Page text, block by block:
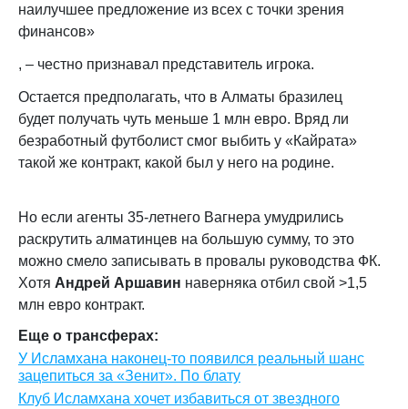
наилучшее предложение из всех с точки зрения
финансов»
, – честно признавал представитель игрока.
Остается предполагать, что в Алматы бразилец
будет получать чуть меньше 1 млн евро. Вряд ли
безработный футболист смог выбить у «Кайрата»
такой же контракт, какой был у него на родине.
Но если агенты 35-летнего Вагнера умудрились
раскрутить алматинцев на большую сумму, то это
можно смело записывать в провалы руководства ФК.
Хотя Андрей Аршавин наверняка отбил свой >1,5
млн евро контракт.
Еще о трансферах:
У Исламхана наконец-то появился реальный шанс
зацепиться за «Зенит». По блату
Клуб Исламхана хочет избавиться от звездного